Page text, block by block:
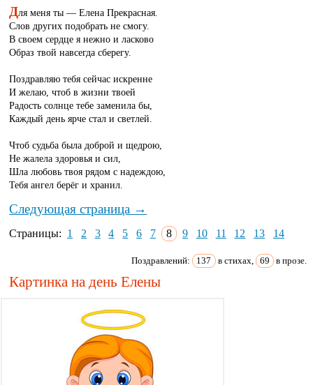
Для меня ты — Елена Прекрасная.
Слов других подобрать не смогу.
В своем сердце я нежно и ласково
Образ твой навсегда сберегу.
Поздравляю тебя сейчас искренне
И желаю, чтоб в жизни твоей
Радость солнце тебе заменила бы,
Каждый день ярче стал и светлей.
Чтоб судьба была доброй и щедрою,
Не жалела здоровья и сил,
Шла любовь твоя рядом с надеждою,
Тебя ангел берёг и хранил.
Следующая страница →
Страницы: 1 2 3 4 5 6 7 8 9 10 11 12 13 14
Поздравлений: 137 в стихах, 69 в прозе.
Картинка на день Елены